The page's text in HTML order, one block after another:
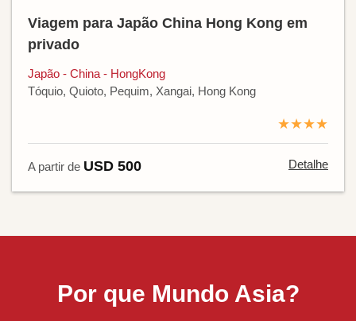
Viagem para Japão China Hong Kong em
privado
Japão - China - HongKong
Tóquio, Quioto, Pequim, Xangai, Hong Kong
★★★★
A partir de USD 500 Detalhe
Por que Mundo Asia?